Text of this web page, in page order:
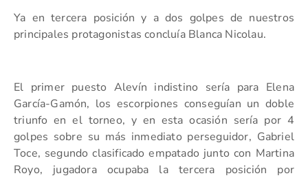
Ya en tercera posición y a dos golpes de nuestros
principales protagonistas concluía Blanca Nicolau.
El primer puesto Alevín indistino sería para Elena
García-Gamón, los escorpiones conseguían un doble
triunfo en el torneo, y en esta ocasión sería por 4
golpes sobre su más inmediato perseguidor, Gabriel
Toce, segundo clasificado empatado junto con Martina
Royo, jugadora ocupaba la tercera posición por